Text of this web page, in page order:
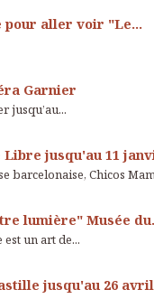
pour aller voir "Le...
Garnier
jusqu’au...
jusqu'au 11
barcelonaise, Chicos
lumière" Musée
est un art de...
jusqu'au 26 avril